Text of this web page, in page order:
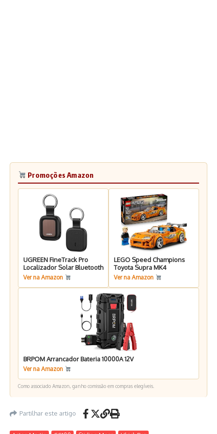
Promoções Amazon
UGREEN FineTrack Pro
Localizador Solar Bluetooth
Ver na Amazon
LEGO Speed Champions
Toyota Supra MK4
Ver na Amazon
BRPOM Arrancador Bateria 10000A 12V
Ver na Amazon
Como associado Amazon, ganho comissão em compras elegíveis.
Partilhar este artigo